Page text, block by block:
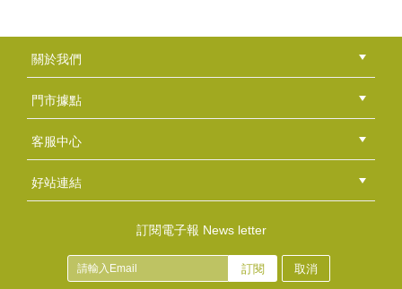
柯惠芳老師
「每每聽著店裡客人、朋友們，分享用皂後的的點點滴滴...
『不但要皂實用，更要讓皂好看，期望能把手工皂帶進藝...
關於我們
公司簡介
品牌故事
最新消息
隱私權聲明
版權聲明
門市據點
總部
北區
中區
南區
東區
海外
客服中心
會員等級
購物流程
訂單查詢
常見問題
海外訂購流程
連絡我們
下載專區
紅利點數
好站連結
訂閱電子報 News letter
訂閱 取消